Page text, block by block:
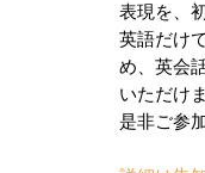
表現を、
英語だけ
め、英会
いただけ
是非ご参